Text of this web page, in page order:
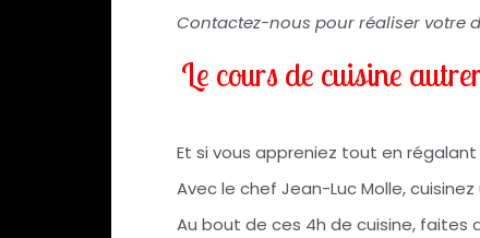
Contactez-nous pour réaliser votre
Le cours de cuisine
Et si vous appreniez tout en
Avec le chef Jean-Luc Molle,
Au bout de ces 4h de cuisine, faites